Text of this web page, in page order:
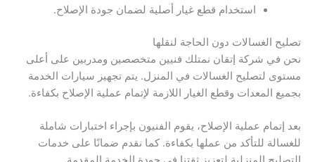
استخدام قطع غيار أصلية لضمان جودة الإصلاح.
تصليح الغسالات دون الحاجة لنقلها
نحن في شركة إتقان نمتلك فنيين متخصصين ومدربين على أعلى
مستوى لتصليح الغسالات في المنزل. يتم تجهيز سيارات الخدمة
بجميع المعدات وقطع الغيار اللازمة لإتمام عملية الإصلاح بكفاءة.
بعد إتمام عملية الإصلاح، يقوم الفنيون بإجراء اختبارات شاملة
للغسالة للتأكد من عملها بكفاءة. كما نقدم ضمانًا على خدمات